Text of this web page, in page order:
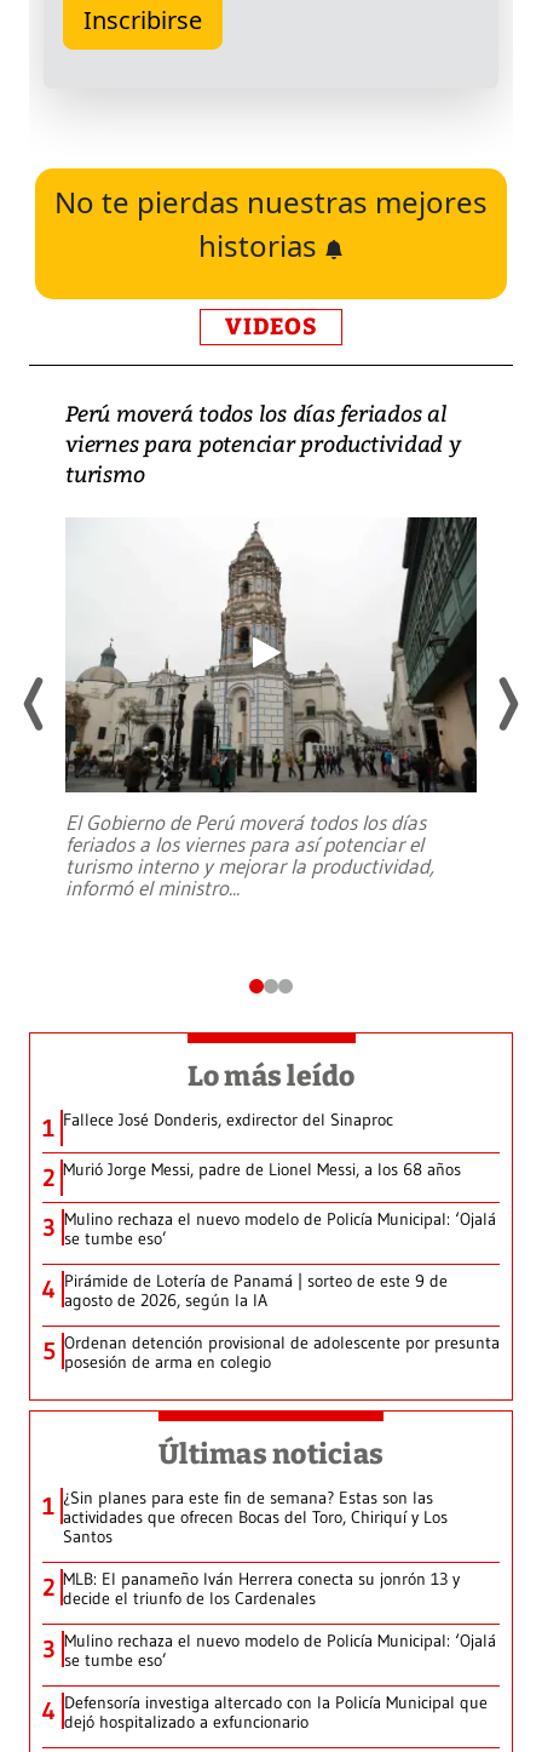
No te pierdas nuestras mejores
historias
VIDEOS
Perú moverá todos los días feriados al
viernes para potenciar productividad y
turismo
El Gobierno de Perú moverá todos los días
feriados a los viernes para así potenciar el
turismo interno y mejorar la productividad,
informó el ministro...
Lo más leído
1 Fallece José Donderis, exdirector del Sinaproc
2 Murió Jorge Messi, padre de Lionel Messi, a los 68 años
3 Mulino rechaza el nuevo modelo de Policía Municipal: ‘Ojalá
se tumbe eso’
4 Pirámide de Lotería de Panamá | sorteo de este 9 de
agosto de 2026, según la IA
5 Ordenan detención provisional de adolescente por presunta
posesión de arma en colegio
Últimas noticias
1 ¿Sin planes para este fin de semana? Estas son las
actividades que ofrecen Bocas del Toro, Chiriquí y Los
Santos
2 MLB: El panameño Iván Herrera conecta su jonrón 13 y
decide el triunfo de los Cardenales
3 Mulino rechaza el nuevo modelo de Policía Municipal: ‘Ojalá
se tumbe eso’
4 Defensoría investiga altercado con la Policía Municipal que
dejó hospitalizado a exfuncionario